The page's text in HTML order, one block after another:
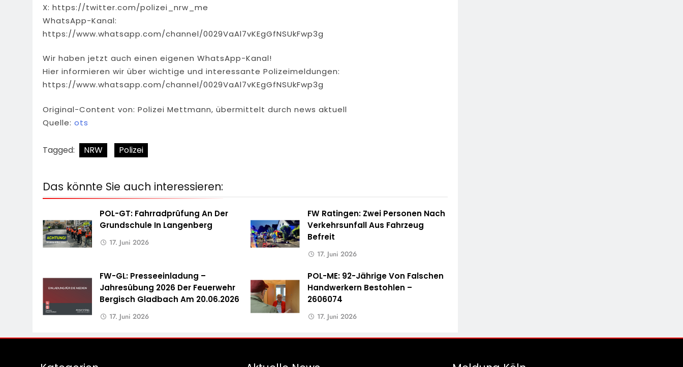
X: https://twitter.com/polizei_nrw_me
WhatsApp-Kanal:
https://www.whatsapp.com/channel/0029VaAl7vKEgGfNSUkFwp3g
Wir haben jetzt auch einen eigenen WhatsApp-Kanal!
Hier informieren wir über wichtige und interessante Polizeimeldungen:
https://www.whatsapp.com/channel/0029VaAl7vKEgGfNSUkFwp3g
Original-Content von: Polizei Mettmann, übermittelt durch news aktuell
Quelle: ots
Tagged: NRW Polizei
Das könnte Sie auch interessieren:
POL-GT: Fahrradprüfung An Der
Grundschule In Langenberg
17. Juni 2026
FW Ratingen: Zwei Personen Nach
Verkehrsunfall Aus Fahrzeug
Befreit
17. Juni 2026
FW-GL: Presseeinladung –
Jahresübung 2026 Der Feuerwehr
Bergisch Gladbach Am 20.06.2026
17. Juni 2026
POL-ME: 92-Jährige Von Falschen
Handwerkern Bestohlen –
2606074
17. Juni 2026